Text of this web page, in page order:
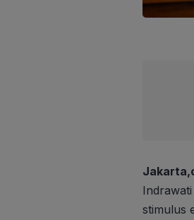
stimulus